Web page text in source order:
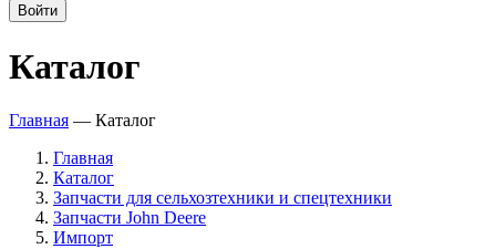
Войти
Каталог
Главная — Каталог
Главная
Каталог
Запчасти для сельхозтехники и спецтехники
Запчасти John Deere
Импорт